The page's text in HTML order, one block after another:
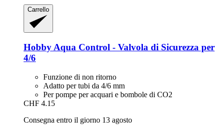
Carrello
Hobby Aqua Control -​ Valvola di Sicurezza per
4/6
Funzione di non ritorno
Adatto per tubi da 4/6 mm
Per pompe per acquari e bombole di CO2
CHF 4.15
Consegna entro il giorno 13 agosto